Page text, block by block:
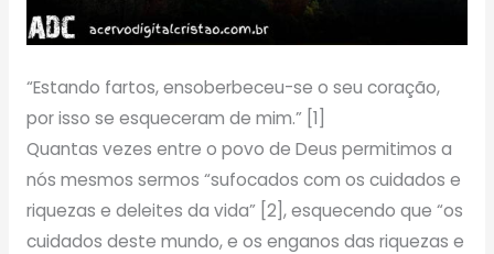
“Estando fartos, ensoberbeceu-se o seu coração,
por isso se esqueceram de mim.” [1]
Quantas vezes entre o povo de Deus permitimos a
nós mesmos sermos “sufocados com os cuidados e
riquezas e deleites da vida” [2], esquecendo que “os
cuidados deste mundo, e os enganos das riquezas e